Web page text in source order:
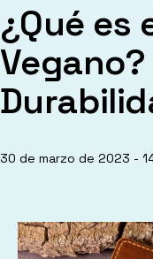
¿Qué es
Publicada
30 de marzo de 2023 -